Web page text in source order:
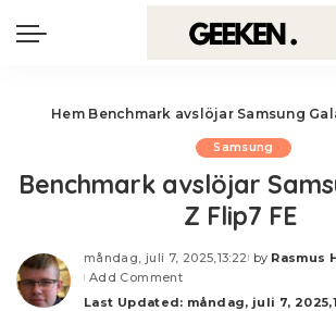
Hem Benchmark avslöjar Samsung
Samsung
Benchmark avslöjar
Z Flip7 FE
måndag, juli 7, 2025,13:22
Posted
by Rasmus
Add Comment
Last Updated: måndag, juli 7,